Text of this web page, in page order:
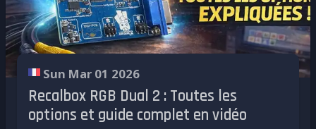
Sun Mar 01 2026
Recalbox RGB Dual 2 : Toutes les
options et guide complet en vidéo